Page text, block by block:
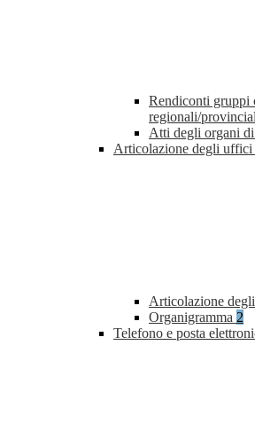
Rendiconti gruppi
regionali/
Atti degli organi
Articolazione degli uffici
Articolazione
Organigramma 2
Telefono e posta